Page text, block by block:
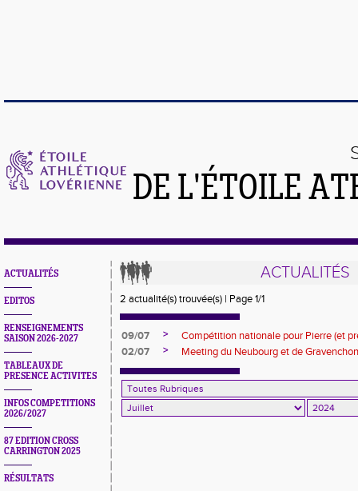
DE L'ÉTOILE
ACTUALITÉS
EDITOS
RENSEIGNEMENTS
SAISON 2026-2027
TABLEAUX DE
PRESENCE ACTIVITES
INFOS COMPETITIONS
2026/2027
87 EDITION CROSS
CARRINGTON 2025
RÉSULTATS
ACTUALITÉS
2 actualité(s) trouvée(s) | Page 1/1
09/07 >
Compétition nationale pour Pierre (et
02/07
> Meeting du Neubourg et de Gravenchon